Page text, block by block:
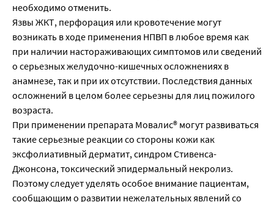
необходимо отменить.
Язвы ЖКТ, перфорация или кровотечение могут
возникать в ходе применения НПВП в любое время как
при наличии настораживающих симптомов или сведений
о серьезных желудочно-кишечных осложнениях в
анамнезе, так и при их отсутствии. Последствия данных
осложнений в целом более серьезны для лиц пожилого
возраста.
При применении препарата Мовалис® могут развиваться
такие серьезные реакции со стороны кожи как
эксфолиативный дерматит, синдром Стивенса-
Джонсона, токсический эпидермальный некролиз.
Поэтому следует уделять особое внимание пациентам,
сообщающим о развитии нежелательных явлений со